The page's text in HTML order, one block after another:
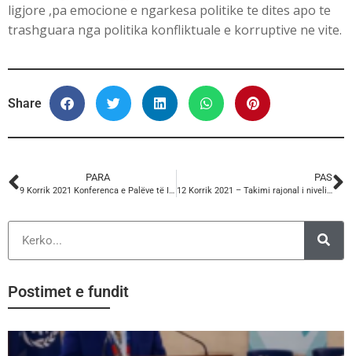
ligjore ,pa emocione e ngarkesa politike te dites apo te
trashguara nga politika konfliktuale e korruptive ne vite.
Share
PARA PAS
Postimet e fundit